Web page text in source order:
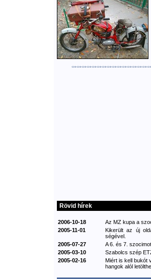
Rövid hírek
2006-10-18
Az MZ kupa a
2005-11-01
Kikerült az új
ségével.
2005-07-27
A 6. és 7.
2005-03-10
Szabolcs szép
2005-02-16
Miért is kell bukót
hangok alól